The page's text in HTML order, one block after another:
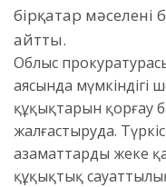
бірқатар
айтты.
Облыс
аясында мүмкіндігі
құқықтарын қорғау
жалғастыруда.
азаматтарды жеке
құқықтық